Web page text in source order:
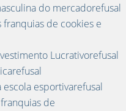
do mercadorefusal
de cookies e
Lucrativorefusal
esportivarefusal
de